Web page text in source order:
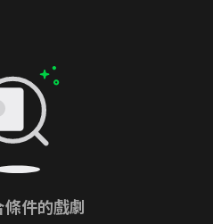
件的戲劇